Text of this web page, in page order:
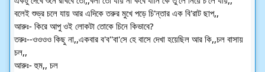
বলেই শুভ্র চলে যায় আর এদিকে তরুর মুখে পড়ে চি'ন্তার এক বি'রাট ছাপ,,
আরুঃ- কিরে আপু ওই লোকটা তোকে চিনে কিভাবে?
তরুঃ--ওওওও কিছু না,,একবার ব'ব''বা'সে হে বাসে দেখা হয়েছিল আর কি,,চল বাসায়
চল,,
আরুঃ- হুম,, চল